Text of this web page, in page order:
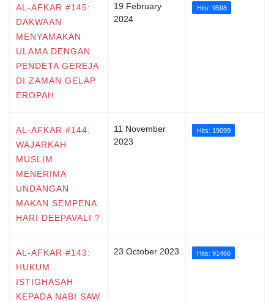
AL-AFKAR #145:
DAKWAAN
MENYAMAKAN
ULAMA DENGAN
PENDETA GEREJA
DI ZAMAN GELAP
EROPAH
19 February
2024
Hits: 9598
AL-AFKAR #144:
WAJARKAH
MUSLIM
MENERIMA
UNDANGAN
MAKAN SEMPENA
HARI DEEPAVALI ?
11 November
2023
Hits: 19099
AL-AFKAR #143:
HUKUM
ISTIGHASAH
KEPADA NABI SAW
23 October 2023 Hits: 91466